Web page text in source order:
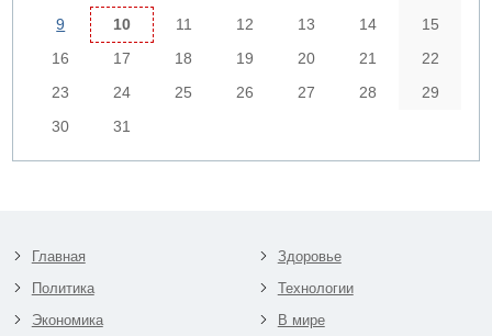
9
10 11 12 13 14
15
16
17 18 19 20 21
22
23
24 25 26 27 28
29
30
31
Главная
Политика
Экономика
Здоровье
Технологии
В мире